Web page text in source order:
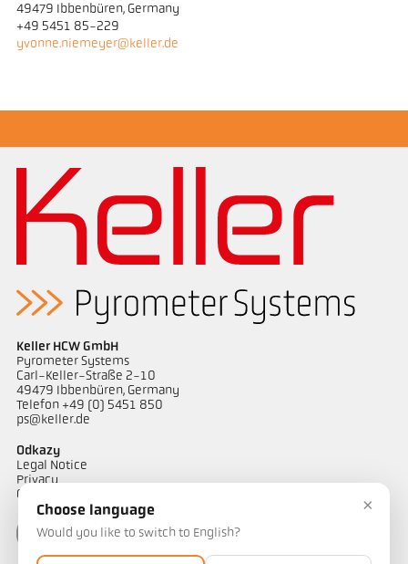
49479 Ibbenbüren, Germany
+49 5451 85-229
yvonne.niemeyer@keller.de
Keller HCW GmbH
Pyrometer Systems
Carl-Keller-Straße 2-10
49479 Ibbenbüren, Germany
Telefon +49 (0) 5451 850
ps@keller.de
Odkazy
Legal Notice
Privacy
GTC
×
Choose language
Would you like to switch to English?